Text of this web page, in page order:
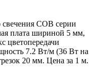
COB серии
плата шириной 5 мм,
цветопередачи
7.2 Вт/м (36 Вт на
20 мм. Цена за 1 м.